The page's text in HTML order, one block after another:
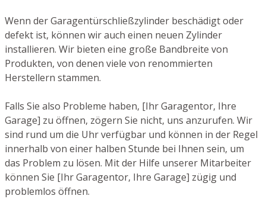
Wenn der Garagentürschließzylinder beschädigt oder
defekt ist, können wir auch einen neuen Zylinder
installieren. Wir bieten eine große Bandbreite von
Produkten, von denen viele von renommierten
Herstellern stammen.
Falls Sie also Probleme haben, [Ihr Garagentor, Ihre
Garage] zu öffnen, zögern Sie nicht, uns anzurufen. Wir
sind rund um die Uhr verfügbar und können in der Regel
innerhalb von einer halben Stunde bei Ihnen sein, um
das Problem zu lösen. Mit der Hilfe unserer Mitarbeiter
können Sie [Ihr Garagentor, Ihre Garage] zügig und
problemlos öffnen.